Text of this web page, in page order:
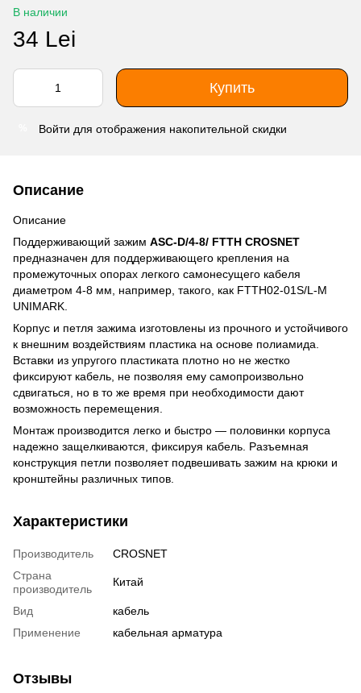
В наличии
34 Lei
Купить
Войти для отображения накопительной скидки
Описание
Описание
Поддерживающий зажим ASC-D/4-8/ FTTH CROSNET
предназначен для поддерживающего крепления на
промежуточных опорах легкого самонесущего кабеля
диаметром 4-8 мм, например, такого, как FTTH02-01S/L-M
UNIMARK.
Корпус и петля зажима изготовлены из прочного и устойчивого
к внешним воздействиям пластика на основе полиамида.
Вставки из упругого пластиката плотно но не жестко
фиксируют кабель, не позволяя ему самопроизвольно
сдвигаться, но в то же время при необходимости дают
возможность перемещения.
Монтаж производится легко и быстро — половинки корпуса
надежно защелкиваются, фиксируя кабель. Разъемная
конструкция петли позволяет подвешивать зажим на крюки и
кронштейны различных типов.
Характеристики
Производитель
CROSNET
Страна
производитель
Китай
Вид
кабель
Применение
кабельная арматура
Отзывы